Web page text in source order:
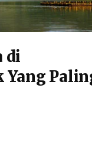
di
Yang